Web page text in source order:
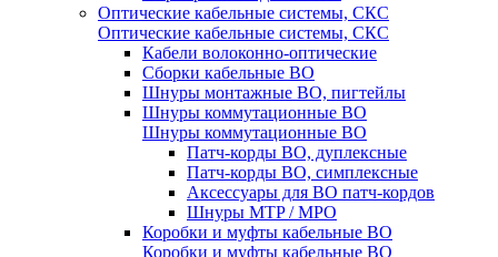
Оптические кабельные системы, СКС
Оптические кабельные системы, СКС
Кабели волоконно-оптические
Сборки кабельные ВО
Шнуры монтажные ВО, пигтейлы
Шнуры коммутационные ВО
Шнуры коммутационные ВО
Патч-корды ВО, дуплексные
Патч-корды ВО, симплексные
Аксессуары для ВО патч-кордов
Шнуры MTP / MPO
Коробки и муфты кабельные ВО
Коробки и муфты кабельные ВО